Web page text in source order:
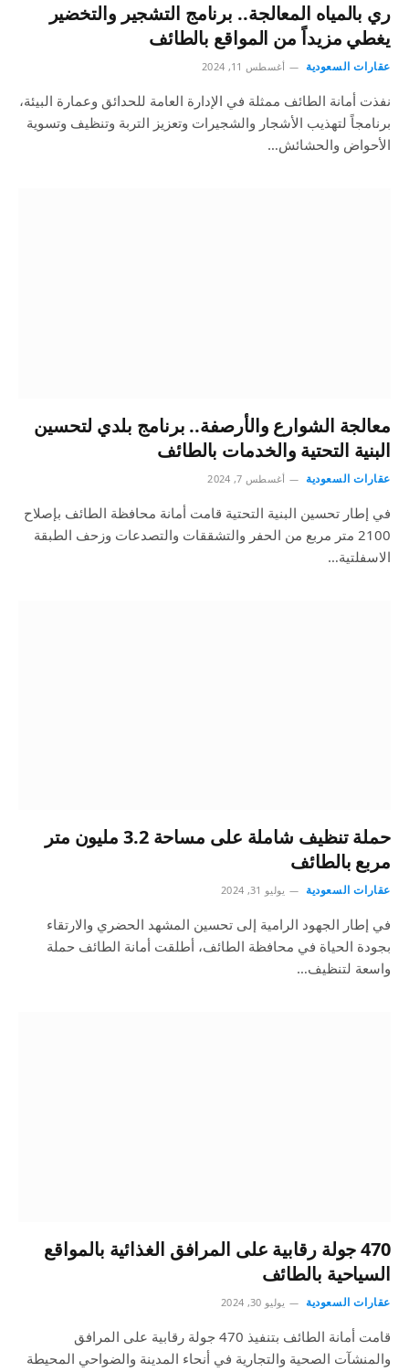
ري بالمياه المعالجة.. برنامج التشجير والتخضير
يغطي مزيداً من المواقع بالطائف
عقارات السعودية أغسطس 11, 2024
نفذت أمانة الطائف ممثلة في الإدارة العامة للحدائق وعمارة البيئة،
برنامجاً لتهذيب الأشجار والشجيرات وتعزيز التربة وتنظيف وتسوية
الأحواض والحشائش…
معالجة الشوارع والأرصفة.. برنامج بلدي لتحسين
البنية التحتية والخدمات بالطائف
عقارات السعودية أغسطس 7, 2024
في إطار تحسين البنية التحتية قامت أمانة محافظة الطائف بإصلاح
2100 متر مربع من الحفر والتشققات والتصدعات وزحف الطبقة
الاسفلتية…
حملة تنظيف شاملة على مساحة 3.2 مليون متر
مربع بالطائف
عقارات السعودية يوليو 31, 2024
في إطار الجهود الرامية إلى تحسين المشهد الحضري والارتقاء
بجودة الحياة في محافظة الطائف، أطلقت أمانة الطائف حملة
واسعة لتنظيف…
470 جولة رقابية على المرافق الغذائية بالمواقع
السياحية بالطائف
عقارات السعودية يوليو 30, 2024
قامت أمانة الطائف بتنفيذ 470 جولة رقابية على المرافق
والمنشآت الصحية والتجارية في أنحاء المدينة والضواحي المحيطة